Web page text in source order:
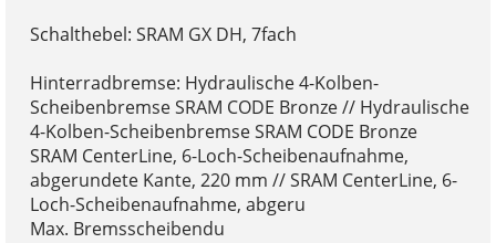
Schalthebel: SRAM GX DH, 7fach
Hinterradbremse: Hydraulische 4-Kolben-
Scheibenbremse SRAM CODE Bronze // Hydraulische
4-Kolben-Scheibenbremse SRAM CODE Bronze
SRAM CenterLine, 6-Loch-Scheibenaufnahme,
abgerundete Kante, 220 mm // SRAM CenterLine, 6-
Loch-Scheibenaufnahme, abgeru
Max. Bremsscheibendu